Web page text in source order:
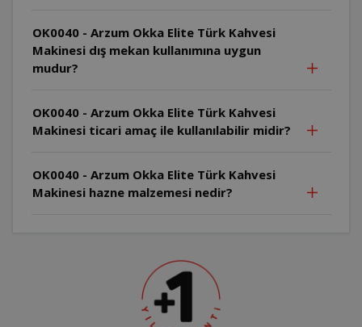
OK0040 - Arzum Okka Elite Türk Kahvesi
Makinesi dış mekan kullanımına uygun
mudur?
OK0040 - Arzum Okka Elite Türk Kahvesi
Makinesi ticari amaç ile kullanılabilir midir?
OK0040 - Arzum Okka Elite Türk Kahvesi
Makinesi hazne malzemesi nedir?